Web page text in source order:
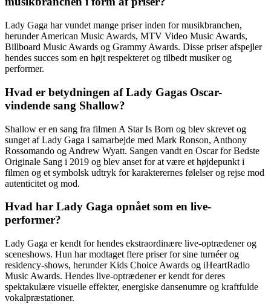
Lady Gaga har vundet mange priser inden for musikbranchen,
herunder American Music Awards, MTV Video Music Awards,
Billboard Music Awards og Grammy Awards. Disse priser afspejler
hendes succes som en højt respekteret og tilbedt musiker og
performer.
Hvad er betydningen af Lady Gagas Oscar-
vindende sang Shallow?
Shallow er en sang fra filmen A Star Is Born og blev skrevet og
sunget af Lady Gaga i samarbejde med Mark Ronson, Anthony
Rossomando og Andrew Wyatt. Sangen vandt en Oscar for Bedste
Originale Sang i 2019 og blev anset for at være et højdepunkt i
filmen og et symbolsk udtryk for karakterernes følelser og rejse mod
autenticitet og mod.
Hvad har Lady Gaga opnået som en live-
performer?
Lady Gaga er kendt for hendes ekstraordinære live-optrædener og
sceneshows. Hun har modtaget flere priser for sine turnéer og
residency-shows, herunder Kids Choice Awards og iHeartRadio
Music Awards. Hendes live-optrædener er kendt for deres
spektakulære visuelle effekter, energiske dansenumre og kraftfulde
vokalpræstationer.